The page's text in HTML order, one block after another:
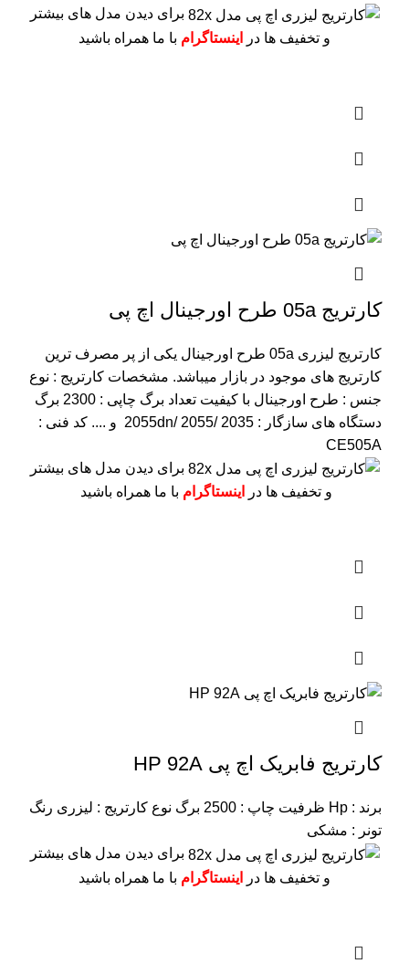
برای دیدن مدل های بیشتر
و تخفیف ها در
اینستاگرام با ما همراه باشید
کارتریج 05a طرح اورجینال اچ پی
کارتریج لیزری 05a طرح اورجینال یکی از پر مصرف ترین
کارتریج های موجود در بازار میباشد. مشخصات کارتریج : نوع
جنس : طرح اورجینال با کیفیت تعداد برگ چاپی : 2300 برگ
دستگاه های سازگار : 2055dn/ 2055/ 2035 و ....
کد فنی :
CE505A
برای دیدن مدل های بیشتر
و تخفیف ها در
اینستاگرام با ما همراه باشید
کارتریج فابریک اچ پی HP 92A
برند : Hp ظرفیت چاپ : 2500 برگ نوع کارتریج : لیزری رنگ
تونر : مشکی
برای دیدن مدل های بیشتر
و تخفیف ها در
اینستاگرام با ما همراه باشید